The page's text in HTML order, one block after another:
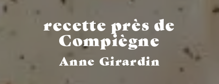
recette près de
Compiègne
Anne Girardin